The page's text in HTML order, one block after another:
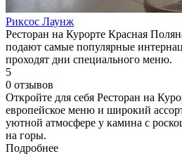
Риксос Лаунж
Ресторан на Курорте Красная
подают самые популярные
проходят дни специального меню.
5
0 отзывов
Откройте для себя Ресторан на
европейское меню и широкий
уютной атмосфере у камина с
на горы.
Подробнее